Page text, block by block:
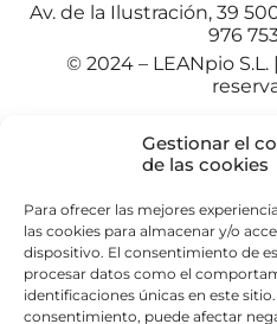
Gestionar el
de las cookies
Para ofrecer las mejores
las cookies para almacenar y/o
dispositivo. El consentimiento de
procesar datos como el
identificaciones únicas en este
consentimiento, puede afectar
Av. de la Ilustración, 39
976
© 2024 – LEANpio
Español
Portuguese